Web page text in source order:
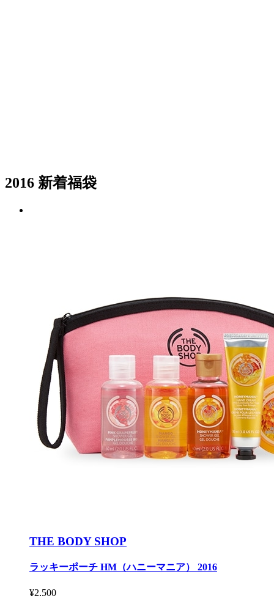
2016 新着福袋
THE BODY SHOP
ラッキーポーチ HM（ハニーマニア） 2016
¥2,500